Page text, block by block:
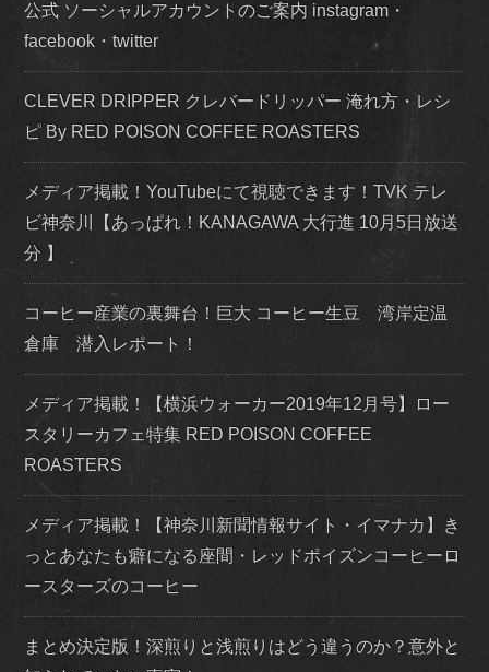
公式 ソーシャルアカウントのご案内 instagram・
facebook・twitter
CLEVER DRIPPER クレバードリッパー 淹れ方・レシ
ピ By RED POISON COFFEE ROASTERS
メディア掲載！YouTubeにて視聴できます！TVK テレ
ビ神奈川【あっぱれ！KANAGAWA 大行進 10月5日放送
分 】
コーヒー産業の裏舞台！巨大 コーヒー生豆 湾岸定温
倉庫 潜入レポート！
メディア掲載！【横浜ウォーカー2019年12月号】ロー
スタリーカフェ特集 RED POISON COFFEE
ROASTERS
メディア掲載！【神奈川新聞情報サイト・イマナカ】き
っとあなたも癖になる座間・レッドポイズンコーヒーロ
ースターズのコーヒー
まとめ決定版！深煎りと浅煎りはどう違うのか？意外と